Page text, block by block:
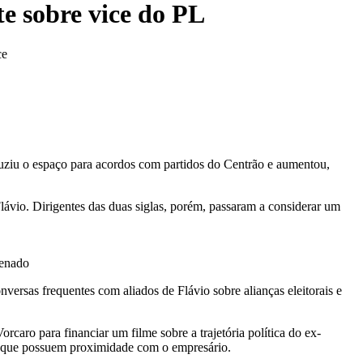
sobre vice do PL
o espaço para acordos com partidos do Centrão e aumentou,
Dirigentes das duas siglas, porém, passaram a considerar um
frequentes com aliados de Flávio sobre alianças eleitorais e
para financiar um filme sobre a trajetória política do ex-
possuem proximidade com o empresário.